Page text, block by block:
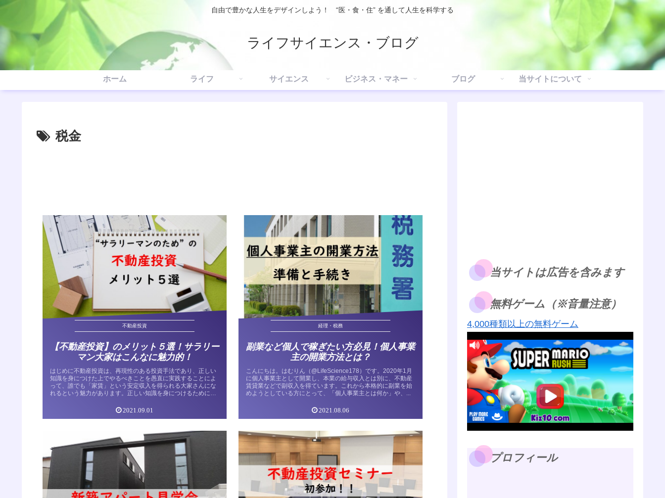
自由で豊かな人生をデザインしよう！ “医・食・住” を通して人生を科学する
ライフサイエンス・ブログ
ホーム ライフ サイエンス ビジネス・マネー ブログ 当サイトについて
税金
不動産投資
【不動産投資】のメリット５選！サラリー
マン大家はこんなに魅力的！
はじめに不動産投資は、再現性のある投資手法であり、正しい
知識を身につけた上でやるべきことを愚直に実践することによ
って、誰でも「家賃」という安定収入を得られる大家さんにな
れるという魅力があります。正しい知識を身につけるために
2021.09.01
経理・税務
副業など個人で稼ぎたい方必見！個人事業
主の開業方法とは？
こんにちは。はむりん（@LifeScience178）です。2020年1月
に個人事業主として開業し、本業の給与収入とは別に、不動産
賃貸業などで副収入を得ています。これから本格的に副業を始
めようとしている方にとって、「個人事業主とは何か」や、...
2021.08.06
当サイトは広告を含みます
無料ゲーム（※音量注意）
4,000種類以上の無料ゲーム
プロフィール